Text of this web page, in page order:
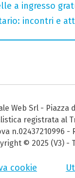
a ingresso
incontri e
Web Srl -
registrata al
n.02437210996 -
© 2025 (V3)
cookie